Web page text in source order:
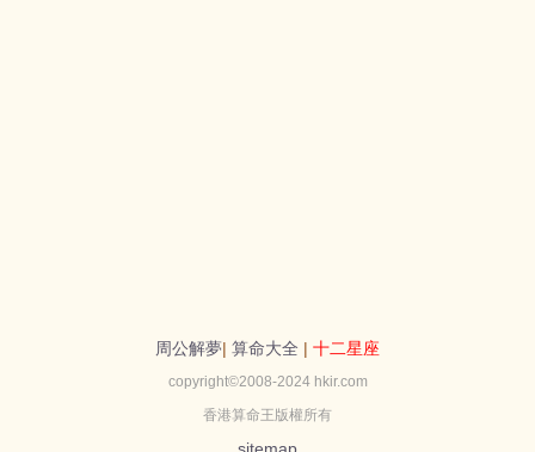
周公解夢| 算命大全 | 十二星座
copyright©2008-2024 hkir.com
香港算命王版權所有